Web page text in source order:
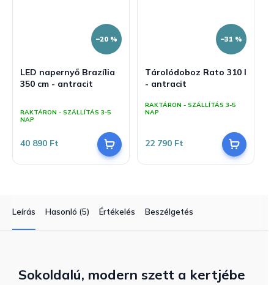
–20 %
LED napernyő Brazília
350 cm - antracit
termék
átlagos
5-
ből
RAKTÁRON - SZÁLLÍTÁS 3-5
NAP
40 890 Ft
–31 %
Tárolódoboz Rato 310 l
- antracit
RAKTÁRON - SZÁLLÍTÁS 3-5
NAP
22 790 Ft
Leírás Hasonló (5) Értékelés Beszélgetés
Sokoldalú, modern szett a kertjébe